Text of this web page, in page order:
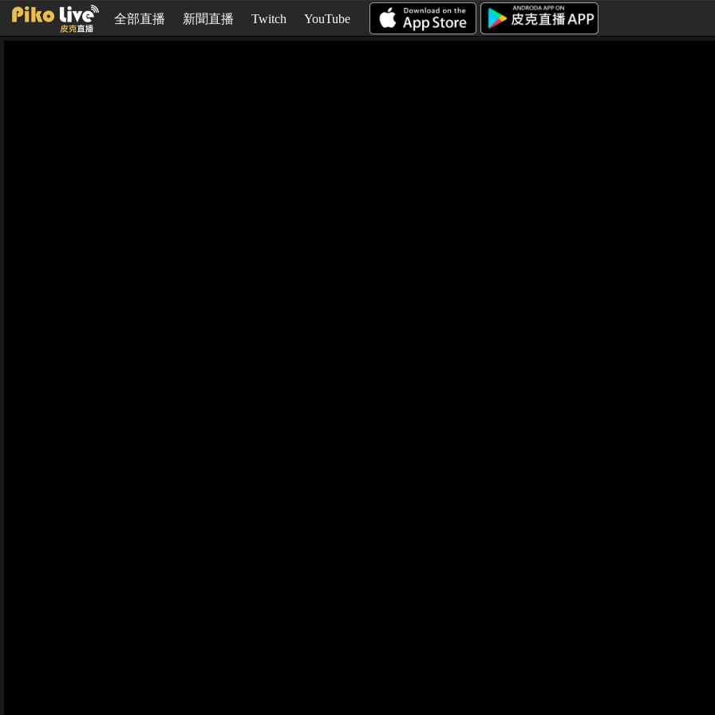
全部直播 新聞直播 Twitch YouTube